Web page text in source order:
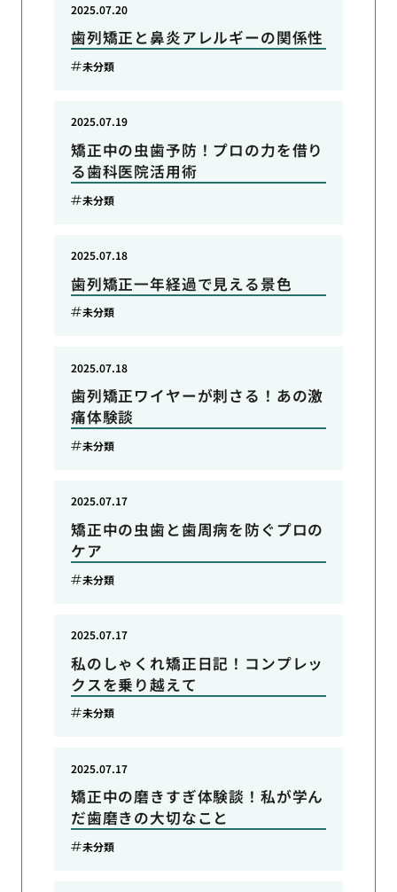
歯列矯正と鼻炎アレルギーの関係性
2025.07.20
未分類
矯正中の虫歯予防！プロの力を借り
る歯科医院活用術
2025.07.19
未分類
歯列矯正一年経過で見える景色
2025.07.18
未分類
歯列矯正ワイヤーが刺さる！あの激
痛体験談
2025.07.18
未分類
矯正中の虫歯と歯周病を防ぐプロの
ケア
2025.07.17
未分類
私のしゃくれ矯正日記！コンプレッ
クスを乗り越えて
2025.07.17
未分類
矯正中の磨きすぎ体験談！私が学ん
だ歯磨きの大切なこと
2025.07.17
未分類